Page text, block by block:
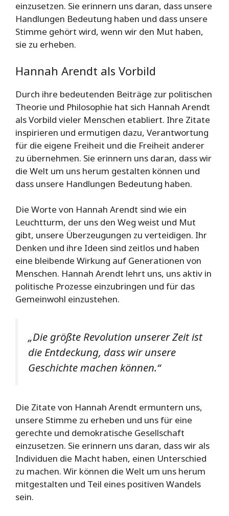
einzusetzen. Sie erinnern uns daran, dass unsere
Handlungen Bedeutung haben und dass unsere
Stimme gehört wird, wenn wir den Mut haben,
sie zu erheben.
Hannah Arendt als Vorbild
Durch ihre bedeutenden Beiträge zur politischen
Theorie und Philosophie hat sich Hannah Arendt
als Vorbild vieler Menschen etabliert. Ihre Zitate
inspirieren und ermutigen dazu, Verantwortung
für die eigene Freiheit und die Freiheit anderer
zu übernehmen. Sie erinnern uns daran, dass wir
die Welt um uns herum gestalten können und
dass unsere Handlungen Bedeutung haben.
Die Worte von Hannah Arendt sind wie ein
Leuchtturm, der uns den Weg weist und Mut
gibt, unsere Überzeugungen zu verteidigen. Ihr
Denken und ihre Ideen sind zeitlos und haben
eine bleibende Wirkung auf Generationen von
Menschen. Hannah Arendt lehrt uns, uns aktiv in
politische Prozesse einzubringen und für das
Gemeinwohl einzustehen.
„Die größte Revolution unserer Zeit ist
die Entdeckung, dass wir unsere
Geschichte machen können.“
Die Zitate von Hannah Arendt ermuntern uns,
unsere Stimme zu erheben und uns für eine
gerechte und demokratische Gesellschaft
einzusetzen. Sie erinnern uns daran, dass wir als
Individuen die Macht haben, einen Unterschied
zu machen. Wir können die Welt um uns herum
mitgestalten und Teil eines positiven Wandels
sein.